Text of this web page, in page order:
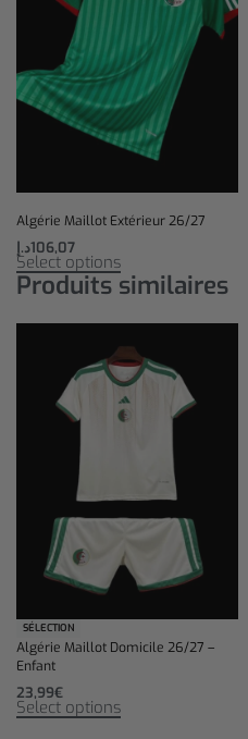
Algérie Maillot Extérieur 26/27
106,07د.إ
Select options
Produits similaires
SÉLECTION
Algérie Maillot Domicile 26/27 –
Enfant
23,99€
Select options